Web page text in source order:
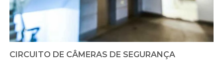
CIRCUITO DE CÂMERAS DE SEGURANÇA